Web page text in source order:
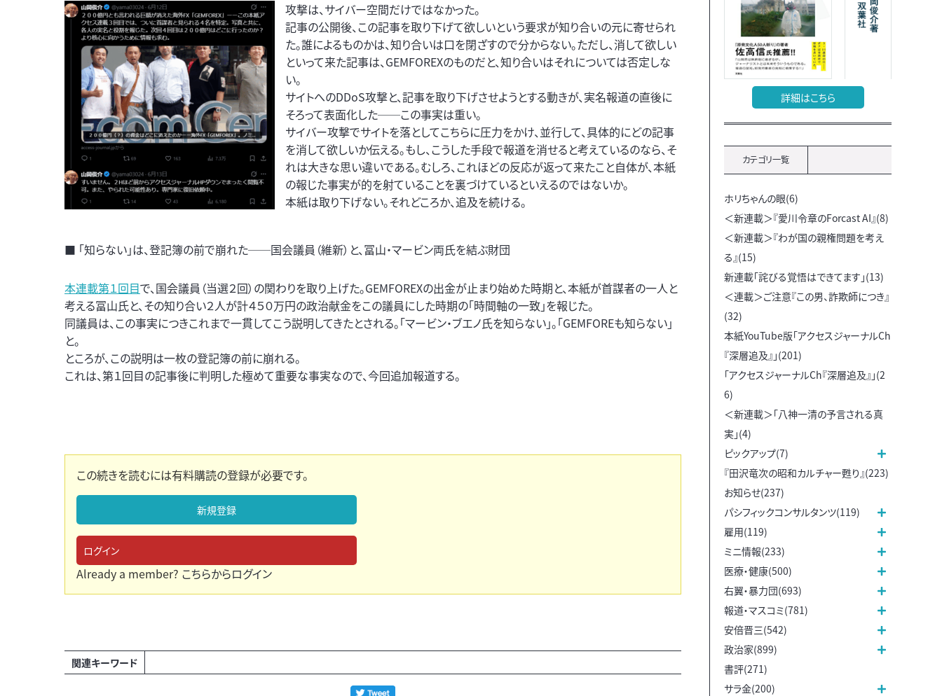
攻撃は、サイバー空間だけではなかった。
記事の公開後、この記事を取り下げて欲しいという要求が知り合いの元に寄せられ
た。誰によるものかは、知り合いは口を閉ざすので分からない。ただし、消して欲しい
といって来た記事は、GEMFOREXのものだと、知り合いはそれについては否定しな
い。
サイトへのDDoS攻撃と、記事を取り下げさせようとする動きが、実名報道の直後に
そろって表面化した──この事実は重い。
サイバー攻撃でサイトを落としてこちらに圧力をかけ、並行して、具体的にどの記事
を消して欲しいか伝える。もし、こうした手段で報道を消せると考えているのなら、そ
れは大きな思い違いである。むしろ、これほどの反応が返って来たこと自体が、本紙
の報じた事実が的を射ていることを裏づけているといえるのではないか。
本紙は取り下げない。それどころか、追及を続ける。
■ 「知らない」は、登記簿の前で崩れた──国会議員（維新）と、冨山・マービン両氏を結ぶ財団
本連載第１回目で、国会議員（当選２回）の関わりを取り上げた。GEMFOREXの出金が止まり始めた時期と、本紙が首謀者の一人と
考える冨山氏と、その知り合い２人が計４５０万円の政治献金をこの議員にした時期の「時間軸の一致」を報じた。
同議員は、この事実につきこれまで一貫してこう説明してきたとされる。「マービン・ブエノ氏を知らない」。「GEMFOREも知らない」
と。
ところが、この説明は一枚の登記簿の前に崩れる。
これは、第１回目の記事後に判明した極めて重要な事実なので、今回追加報道する。
この続きを読むには有料購読の登録が必要です。
新規登録
ログイン
Already a member? こちらからログイン
関連キーワード
詳細はこちら
カテゴリ一覧
ホリちゃんの眼(6)
＜新連載＞『愛川令章のForcast AI』(8)
＜新連載＞『わが国の親権問題を考え
る』(15)
新連載「詫びる覚悟はできてます」(13)
＜連載＞ご注意『この男、詐欺師につき』
(32)
本紙YouTube版「アクセスジャーナルCh
『深層追及』」(201)
「アクセスジャーナルCh『深層追及』」(2
6)
＜新連載＞「八神一清の予言される真
実」(4)
ピックアップ(7)
『田沢竜次の昭和カルチャー甦り』(223)
お知らせ(237)
パシフィックコンサルタンツ(119)
雇用(119)
ミニ情報(233)
医療・健康(500)
右翼・暴力団(693)
報道・マスコミ(781)
安倍晋三(542)
政治家(899)
書評(271)
サラ金(200)